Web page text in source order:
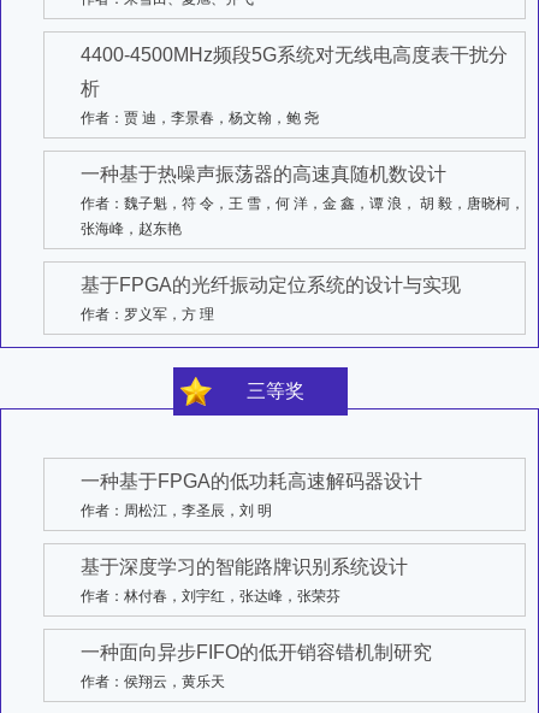
4400-4500MHz频段5G系统对无线电高度表干扰分
析
作者：贾 迪，李景春，杨文翰，鲍 尧
一种基于热噪声振荡器的高速真随机数设计
作者：魏子魁，符 令，王 雪，何 洋，金 鑫，谭 浪， 胡 毅，唐晓柯，
张海峰，赵东艳
基于FPGA的光纤振动定位系统的设计与实现
作者：罗义军，方 理
三等奖
一种基于FPGA的低功耗高速解码器设计
作者：周松江，李圣辰，刘 明
基于深度学习的智能路牌识别系统设计
作者：林付春，刘宇红，张达峰，张荣芬
一种面向异步FIFO的低开销容错机制研究
作者：侯翔云，黄乐天